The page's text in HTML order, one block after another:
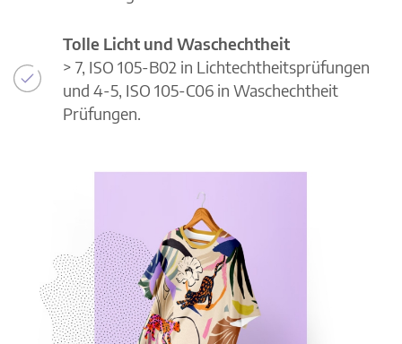
Tolle Licht und Waschechtheit
> 7, ISO 105-B02 in Lichtechtheitsprüfungen
und 4-5, ISO 105-C06 in Waschechtheit
Prüfungen.